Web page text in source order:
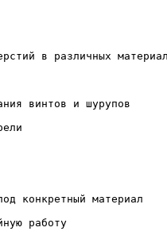
в различных
винтов и шурупов
конкретный материал
работу